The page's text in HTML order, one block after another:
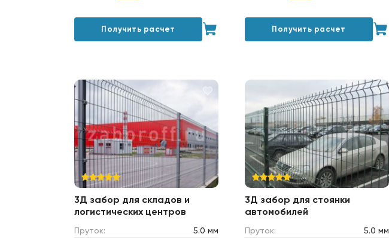
Получить расчет Получить расчет
3Д забор для складов и
логистических центров
Пруток:
5.0 мм
3Д забор для стоянки
автомобилей
Пруток:
5.0 мм